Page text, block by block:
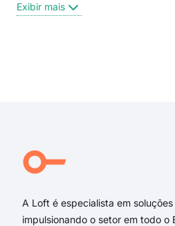
Exibir mais
A Loft é especialista em
impulsionando o setor em todo o